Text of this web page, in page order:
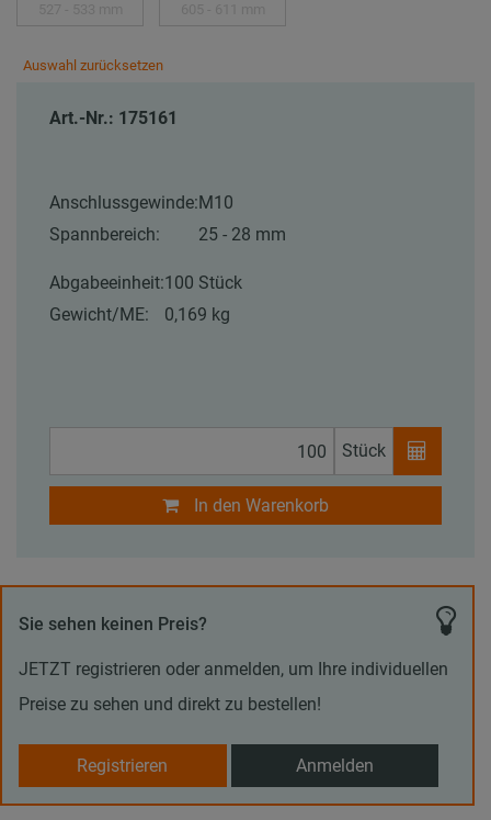
Auswahl zurücksetzen
Art.-Nr.: 175161
Anschlussgewinde:M10
Spannbereich:
25 - 28 mm
Abgabeeinheit:100 Stück
Gewicht/ME:
0,169 kg
Stück
In den Warenkorb
Sie sehen keinen Preis?
JETZT registrieren oder anmelden, um Ihre individuellen
Preise zu sehen und direkt zu bestellen!
Registrieren Anmelden